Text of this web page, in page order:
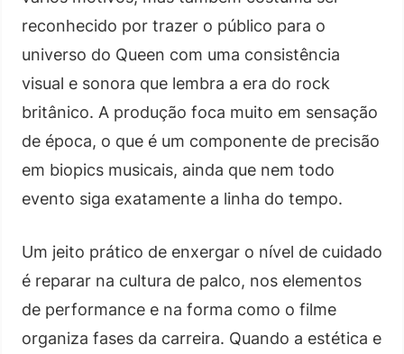
reconhecido por trazer o público para o
universo do Queen com uma consistência
visual e sonora que lembra a era do rock
britânico. A produção foca muito em sensação
de época, o que é um componente de precisão
em biopics musicais, ainda que nem todo
evento siga exatamente a linha do tempo.
Um jeito prático de enxergar o nível de cuidado
é reparar na cultura de palco, nos elementos
de performance e na forma como o filme
organiza fases da carreira. Quando a estética e